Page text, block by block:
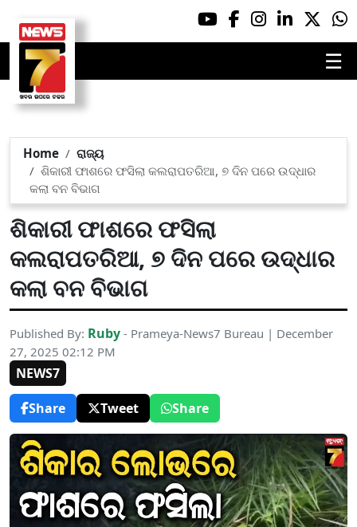
☰
Home
ରାଜ୍ୟ
ଶିକାରୀ ଫାଶରେ ଫସିଲା କଲରାପତରିଆ, ୭ ଦିନ ପରେ ଉଦ୍ଧାର
କଲା ବନ ବିଭାଗ
ଶିକାରୀ ଫାଶରେ ଫସିଲା
କଲରାପତରିଆ, ୭ ଦିନ ପରେ ଉଦ୍ଧାର
କଲା ବନ ବିଭାଗ
Published By: Ruby - Prameya-News7 Bureau | December
27, 2025 02:12 PM
NEWS7
Share
Tweet Share